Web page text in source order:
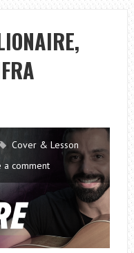
Cover & Lesson
a comment